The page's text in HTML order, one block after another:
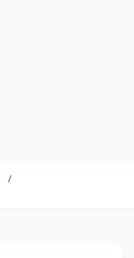
/